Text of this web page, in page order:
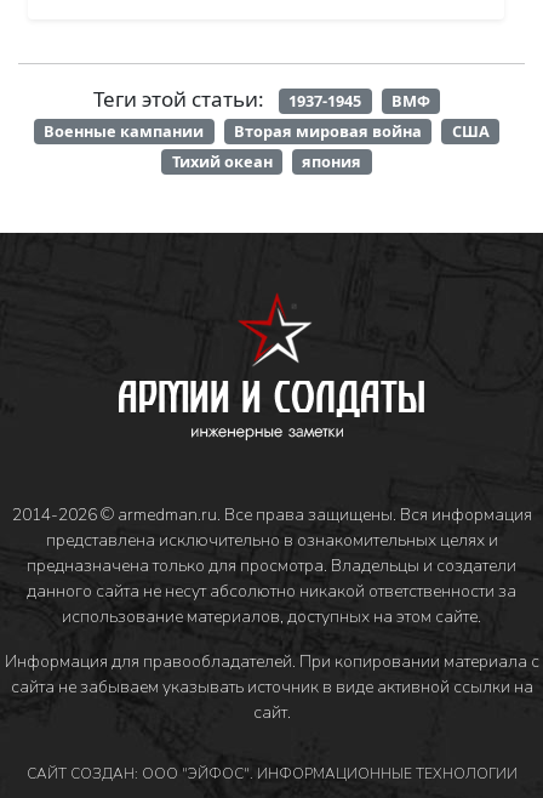
Теги этой статьи: 1937-1945
ВМФ
Военные кампании
Вторая мировая война
США
Тихий океан
япония
2014-2026 © armedman.ru. Все права защищены. Вся информация
представлена исключительно в ознакомительных целях и
предназначена только для просмотра. Владельцы и создатели
данного сайта не несут абсолютно никакой ответственности за
использование материалов, доступных на этом сайте.
Информация для правообладателей. При копировании материала с
сайта не забываем указывать источник в виде активной ссылки на
сайт.
САЙТ СОЗДАН: ООО "ЭЙФОС". ИНФОРМАЦИОННЫЕ ТЕХНОЛОГИИ